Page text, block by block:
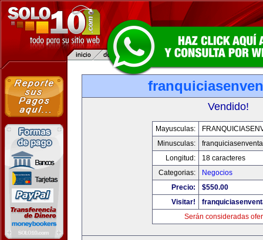
Vendido!
Mayusculas:
Minusculas:
Longitud:
18 caracteres
Categorias:
Negocios
Precio:
$550.00
Visitar!
Serán consideradas